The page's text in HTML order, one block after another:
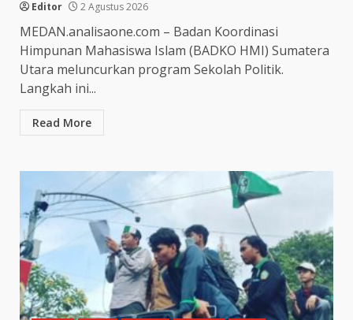
Editor 2 Agustus 2026
MEDAN.analisaone.com – Badan Koordinasi
Himpunan Mahasiswa Islam (BADKO HMI) Sumatera
Utara meluncurkan program Sekolah Politik.
Langkah ini...
Read More